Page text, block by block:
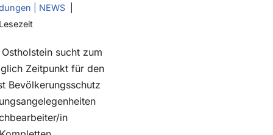
| NEWS
sucht zum
Zeitpunkt für den
Bevölkerungsschutz
in